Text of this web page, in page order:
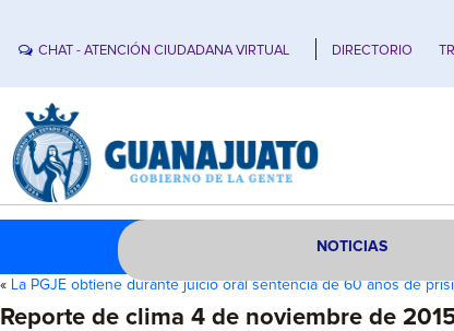
CHAT - ATENCIÓN CIUDADANA VIRTUAL DIRECTORIO
NOTICIAS
« La PGJE obtiene durante juicio oral sentencia de 60 años de
Reporte de clima 4 de noviembre de